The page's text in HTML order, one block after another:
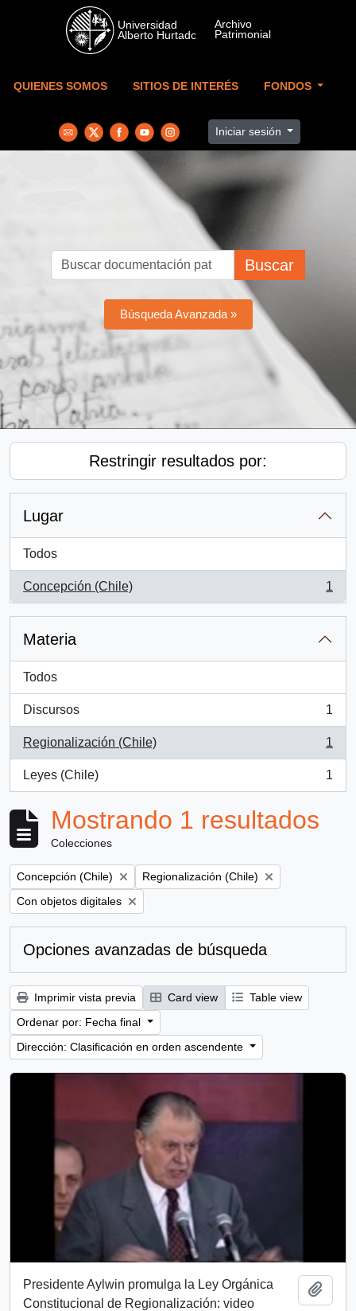
Skip to main content
QUIENES SOMOS SITIOS DE INTERÉS FONDOS
Iniciar sesión
Buscar
Búsqueda Avanzada »
Restringir resultados por:
Lugar
Todos
Concepción (Chile)
, 1 resultados
1
Materia
Todos
Discursos
, 1 resultados
1
Regionalización (Chile)
, 1 resultados
1
Leyes (Chile)
, 1 resultados
1
Mostrando 1 resultados
Colecciones
Remove filter:
Concepción (Chile) Remove filter:
Regionalización (Chile)
Remove filter:
Con objetos digitales
Opciones avanzadas de búsqueda
Imprimir vista previa Card view
Table view
Ordenar por: Fecha final
Dirección: Clasificación en orden ascendente
Presidente Aylwin promulga la Ley Orgánica
Constitucional de Regionalización: video